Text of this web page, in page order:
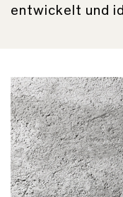
entwickelt und